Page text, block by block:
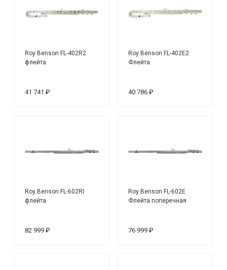
Roy Benson FL-402R2
флейта
41 741 ₽
Roy Benson FL-402E2
Флейта
40 786 ₽
Roy Benson FL-602RI
флейта
82 999 ₽
Roy Benson FL-602E
Флейта поперечная
76 999 ₽